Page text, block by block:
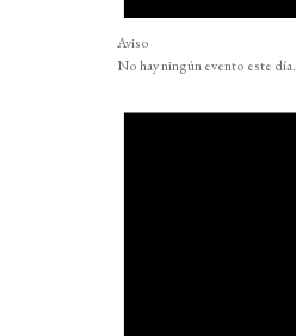
Aviso
No hay ningún evento este día.